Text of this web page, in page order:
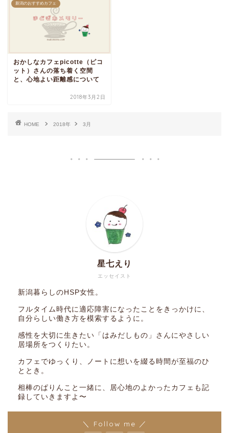
新潟のおすすめカフェ
おかしなカフェpicotte（ピコ
ット）さんの落ち着く空間
と、心地よい距離感について
2018年3月2日
HOME 2018年 3月
エッセイスト
星七えり
新潟暮らしのHSP女性。
フルタイム時代に適応障害になったことをきっかけに、
自分らしい働き方を模索するように。
感性を大切に生きたい「はみだしもの」さんにやさしい
居場所をつくりたい。
カフェでゆっくり、ノートに想いを綴る時間が至福のひ
ととき。
相棒のぱりんこと一緒に、居心地のよかったカフェも記
録していきますよ〜
＼ Follow me ／